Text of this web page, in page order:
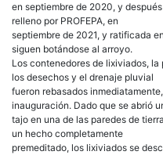
en septiembre de 2020, y
relleno por PROFEPA, en
septiembre de 2021, y ratificada
siguen botándose al arroyo.
Los contenedores de lixiviados,
los desechos y el drenaje pluvial
fueron rebasados
inauguración. Dado que se abrió
tajo en una de las paredes de
un hecho completamente
premeditado, los lixiviados se